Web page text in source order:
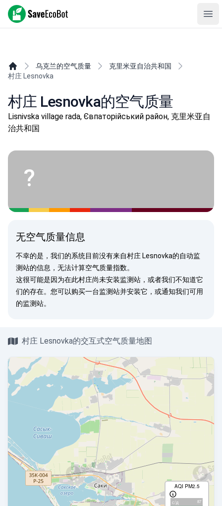
SaveEcoBot
乌克兰的空气质量
克里米亚自治共和国
村庄 Lesnovka
村庄 Lesnovka的空气质量
Lisnivska village rada, Євпаторійський район, 克里米亚自
治共和国
?
无空气质量信息
不幸的是，我们的系统目前没有来自村庄 Lesnovka的自动监
测站的信息，无法计算空气质量指数。
这很可能是因为在此村庄尚未安装监测站，或者我们不知道它
们的存在。您可以购买一台监测站并安装它，或通知我们可用
的监测站。
村庄 Lesnovka的交互式空气质量地图
AQI PM2.5
с/д 87